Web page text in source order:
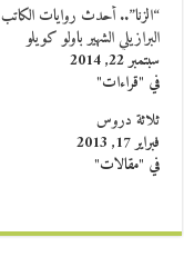
“الزنا”.. أحدث روايات الكاتب
البرازيلي الشهير باولو كويلو
سبتمبر 22, 2014
في "قراءات"
ثلاثة دروس
فبراير 17, 2013
في "مقالات"